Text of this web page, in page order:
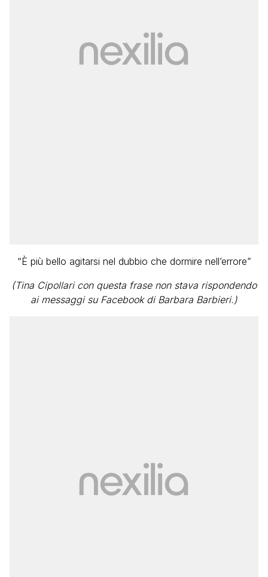
“È più bello agitarsi nel dubbio che dormire nell’errore”
(Tina Cipollari con questa frase non stava rispondendo
ai messaggi su Facebook di Barbara Barbieri.)